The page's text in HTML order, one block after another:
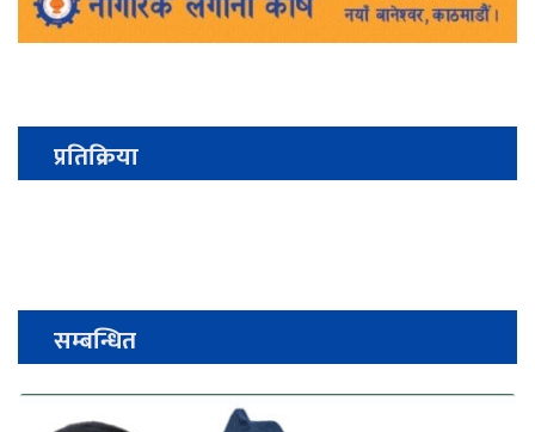
प्रतिक्रिया
सम्बन्धित